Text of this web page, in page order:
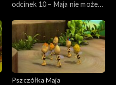
odcinek 10 – Maja nie może
Pszczółka Maja